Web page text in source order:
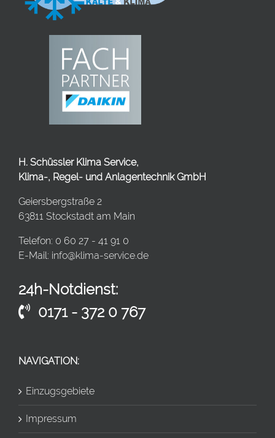
H. Schüssler Klima Service,
Klima-, Regel- und Anlagentechnik GmbH
Geiersbergstraße 2
63811 Stockstadt am Main
Telefon: 0 60 27 - 41 91 0
E-Mail: info@klima-service.de
24h-Notdienst:
0171 - 372 0 767
NAVIGATION:
Einzugsgebiete
Impressum